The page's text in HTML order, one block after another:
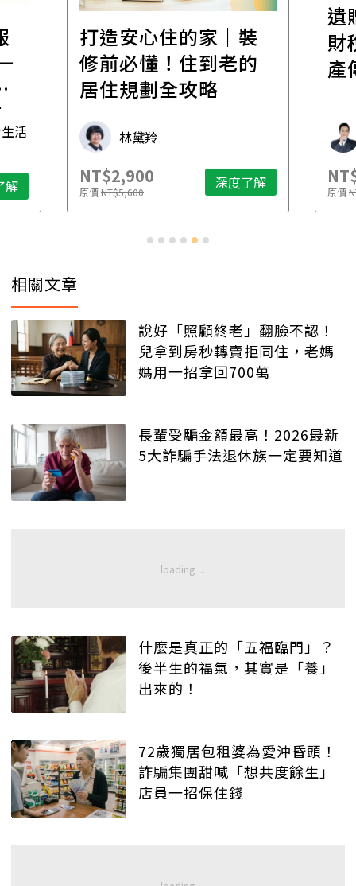
活
解
打造安心住的家｜裝
修前必懂！住到老的
居住規劃全攻略
林黛羚
NT$2,900
原價NT$5,600 深度了解
遺
財
產
原價
相關文章
說好「照顧終老」翻臉不認！
兒拿到房秒轉賣拒同住，老媽
媽用一招拿回700萬
長輩受騙金額最高！2026最新
5大詐騙手法退休族一定要知道
什麼是真正的「五福臨門」？
後半生的福氣，其實是「養」
出來的！
72歲獨居包租婆為愛沖昏頭！
詐騙集團甜喊「想共度餘生」
店員一招保住錢